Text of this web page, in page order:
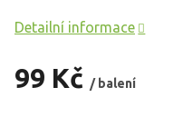
99 Kč / balení
Detailní informace